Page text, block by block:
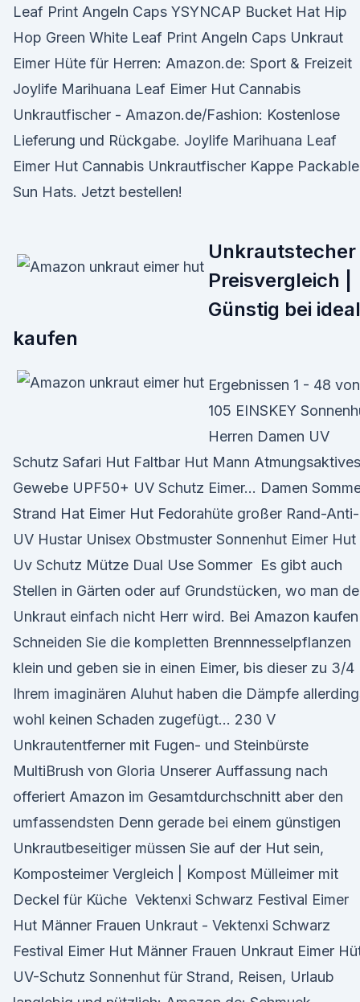
Leaf Print Angeln Caps YSYNCAP Bucket Hat Hip
Hop Green White Leaf Print Angeln Caps Unkraut
Eimer Hüte für Herren: Amazon.de: Sport & Freizeit
Joylife Marihuana Leaf Eimer Hut Cannabis
Unkrautfischer - Amazon.de/Fashion: Kostenlose
Lieferung und Rückgabe. Joylife Marihuana Leaf
Eimer Hut Cannabis Unkrautfischer Kappe Packable
Sun Hats. Jetzt bestellen!
Unkrautstecher
Preisvergleich |
Günstig bei
kaufen
Ergebnissen 1 - 48 von
105 EINSKEY
Herren Damen UV
Schutz Safari Hut Faltbar Hut Mann Atmungsaktives
Gewebe UPF50+ UV Schutz Eimer… Damen
Strand Hat Eimer Hut Fedorahüte großer Rand-Anti-
UV Hustar Unisex Obstmuster Sonnenhut Eimer Hut
Uv Schutz Mütze Dual Use Sommer Es gibt auch
Stellen in Gärten oder auf Grundstücken, wo man
Unkraut einfach nicht Herr wird. Bei Amazon kaufen
Schneiden Sie die kompletten Brennnesselpflanzen
klein und geben sie in einen Eimer, bis dieser zu 3/4
Ihrem imaginären Aluhut haben die Dämpfe
wohl keinen Schaden zugefügt… 230 V
Unkrautentferner mit Fugen- und Steinbürste
MultiBrush von Gloria Unserer Auffassung nach
offeriert Amazon im Gesamtdurchschnitt aber den
umfassendsten Denn gerade bei einem günstigen
Unkrautbeseitiger müssen Sie auf der Hut sein,
Komposteimer Vergleich | Kompost Mülleimer mit
Deckel für Küche Vektenxi Schwarz Festival Eimer
Hut Männer Frauen Unkraut - Vektenxi Schwarz
Festival Eimer Hut Männer Frauen Unkraut Eimer
UV-Schutz Sonnenhut für Strand, Reisen, Urlaub